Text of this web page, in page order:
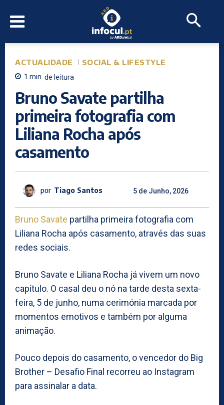
ACTUALIDADE SOCIAL & LIFESTYLE
1 min. de leitura
Bruno Savate partilha
primeira fotografia com
Liliana Rocha após
casamento
por Tiago Santos 5 de Junho, 2026
Bruno Savate partilha primeira fotografia com
Liliana Rocha após casamento, através das suas
redes sociais.
Bruno Savate e Liliana Rocha já vivem um novo
capítulo. O casal deu o nó na tarde desta sexta-
feira, 5 de junho, numa cerimónia marcada por
momentos emotivos e também por alguma
animação.
Pouco depois do casamento, o vencedor do Big
Brother – Desafio Final recorreu ao Instagram
para assinalar a data.